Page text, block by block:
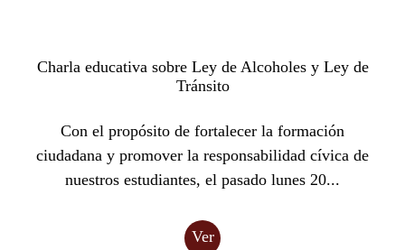
Charla educativa sobre Ley de Alcoholes y Ley de
Tránsito
Con el propósito de fortalecer la formación
ciudadana y promover la responsabilidad cívica de
nuestros estudiantes, el pasado lunes 20...
Ver